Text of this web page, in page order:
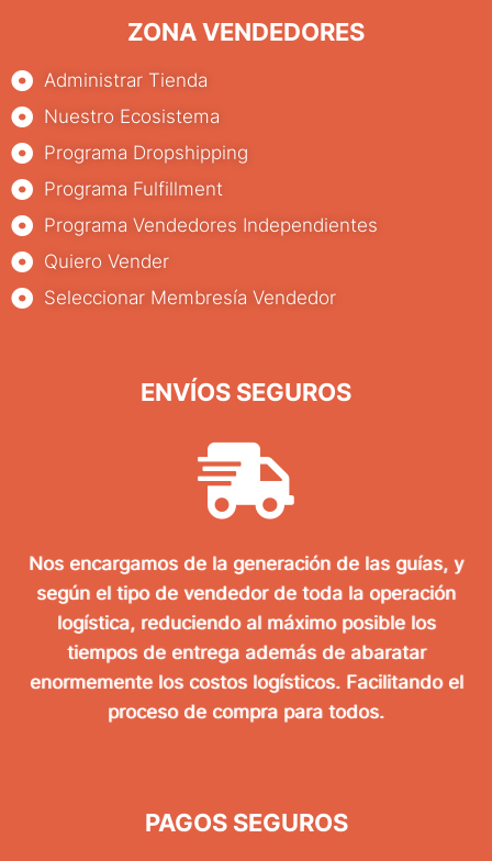
ZONA VENDEDORES
Administrar Tienda
Nuestro Ecosistema
Programa Dropshipping
Programa Fulfillment
Programa Vendedores Independientes
Quiero Vender
Seleccionar Membresía Vendedor
ENVÍOS SEGUROS
Nos encargamos de la generación de las guías, y
según el tipo de vendedor de toda la operación
logística, reduciendo al máximo posible los
tiempos de entrega además de abaratar
enormemente los costos logísticos. Facilitando el
proceso de compra para todos.
PAGOS SEGUROS